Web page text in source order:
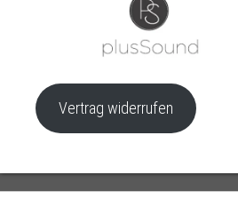
Vertrag widerrufen